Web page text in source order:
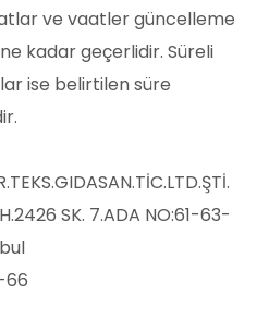
ve vaatler güncelleme
kadar geçerlidir. Süreli
ise belirtilen süre
SK. 7.ADA NO:61-63-
66